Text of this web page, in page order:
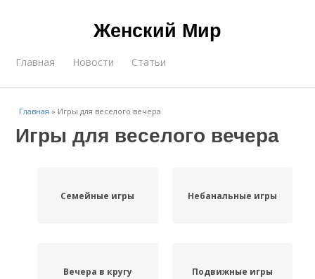
Женский Мир
Главная Новости Статьи
Главная » Игры для веселого вечера
Игры для веселого вечера
Семейные игры Небанальные игры
Вечера в кругу Подвижные игры